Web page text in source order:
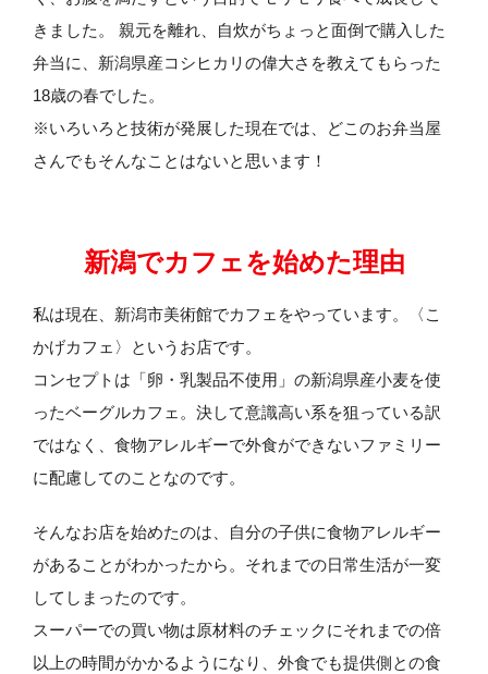
きました。 親元を離れ、自炊がちょっと面倒で購入した
弁当に、新潟県産コシヒカリの偉大さを教えてもらった
18歳の春でした。
※いろいろと技術が発展した現在では、どこのお弁当屋
さんでもそんなことはないと思います！
新潟でカフェを始めた理由
私は現在、新潟市美術館でカフェをやっています。〈こ
かげカフェ〉というお店です。
コンセプトは「卵・乳製品不使用」の新潟県産小麦を使
ったベーグルカフェ。決して意識高い系を狙っている訳
ではなく、食物アレルギーで外食ができないファミリー
に配慮してのことなのです。
そんなお店を始めたのは、自分の子供に食物アレルギー
があることがわかったから。それまでの日常生活が一変
してしまったのです。
スーパーでの買い物は原材料のチェックにそれまでの倍
以上の時間がかかるようになり、外食でも提供側との食